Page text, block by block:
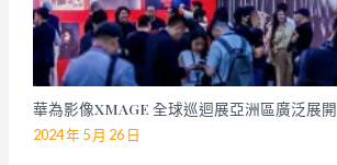
華為影像XMAGE 全球巡迴展亞洲區廣泛展開
2024 年 5 月 26 日